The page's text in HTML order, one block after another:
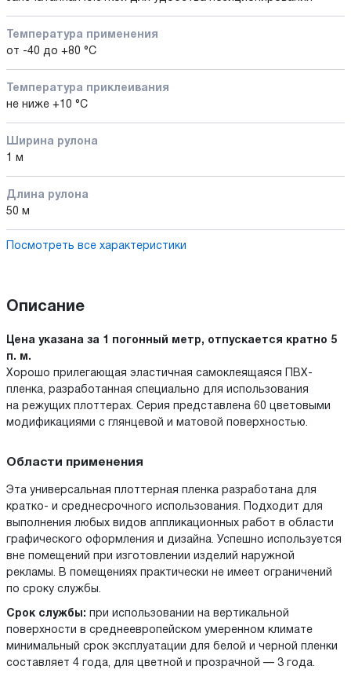
Температура применения
от -40 до +80 °С
Температура приклеивания
не ниже +10 °С
Ширина рулона
1 м
Длина рулона
50 м
Посмотреть все характеристики
Описание
Цена указана за 1 погонный метр, отпускается кратно 5
п. м.
Хорошо прилегающая эластичная самоклеящаяся ПВХ-
пленка, разработанная специально для использования
на режущих плоттерах. Серия представлена 60 цветовыми
модификациями с глянцевой и матовой поверхностью.
Области применения
Эта универсальная плоттерная пленка разработана для
кратко- и среднесрочного использования. Подходит для
выполнения любых видов аппликационных работ в области
графического оформления и дизайна. Успешно используется
вне помещений при изготовлении изделий наружной
рекламы. В помещениях практически не имеет ограничений
по сроку службы.
Срок службы: при использовании на вертикальной
поверхности в среднеевропейском умеренном климате
минимальный срок эксплуатации для белой и черной пленки
составляет 4 года, для цветной и прозрачной — 3 года.